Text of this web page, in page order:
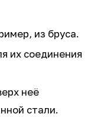
из бруса.
их соединения
неё
стали.